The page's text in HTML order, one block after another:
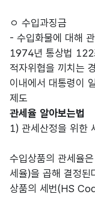
ㅇ 수입과징금
- 수입화물에 대해
1974년 통상법 122
적자위협을 끼치는
이내에서 대통령이
제도
관세율 알아보는법
1) 관세산정을 위한
수입상품의 관세율
세율)을 곱해 결정된
상품의 세번(HS